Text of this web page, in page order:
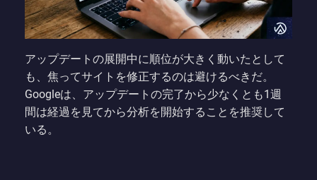
アップデートの展開中に順位が大きく動いたとして
も、焦ってサイトを修正するのは避けるべきだ。
Googleは、アップデートの完了から少なくとも1週
間は経過を見てから分析を開始することを推奨して
いる。